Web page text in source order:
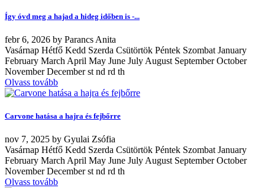
Így óvd meg a hajad a hideg időben is -...
febr6, 2026 by Parancs Anita
Vasárnap Hétfő Kedd Szerda Csütörtök Péntek Szombat January
February March April May June July August September October
November December st nd rd th
Olvass tovább
Carvone hatása a hajra és fejbőrre
nov 7, 2025 by Gyulai Zsófia
Vasárnap Hétfő Kedd Szerda Csütörtök Péntek Szombat January
February March April May June July August September October
November December st nd rd th
Olvass tovább